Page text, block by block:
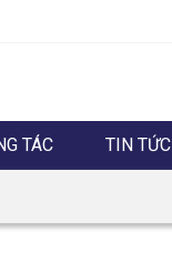
TÁC TIN TỨC